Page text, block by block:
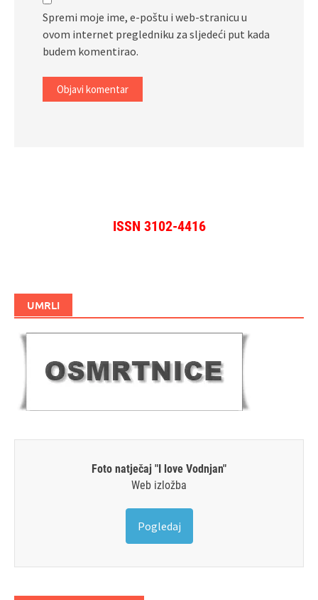
Spremi moje ime, e-poštu i web-stranicu u
ovom internet pregledniku za sljedeći put kada
budem komentirao.
ISSN 3102-4416
UMRLI
Foto natječaj "I love Vodnjan"
Web izložba
Pogledaj